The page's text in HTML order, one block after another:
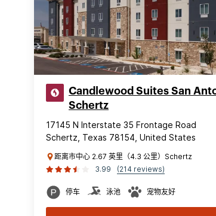
Candlewood Suites San
Schertz
17145 N Interstate 35 Frontage Road
Schertz, Texas 78154, United States
距离市中心 2.67 英里（4.3 公里）Schertz
3.99
(214 reviews)
停车 泳池 宠物友好